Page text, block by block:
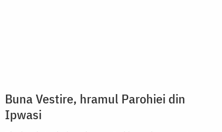
Uniforme pentru copiii din Ibogo
A trecut pe la noi Teodora, o prietena de-a noastră. E